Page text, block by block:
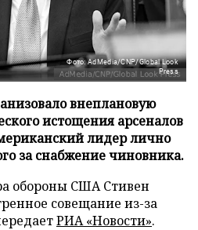
Фото: AdMedia/CNP/Global Look
Press
внеплановую
истощения арсеналов
лидер лично
за снабжение чиновника.
обороны США Стивен
совещание из-за
РИА «Новости».